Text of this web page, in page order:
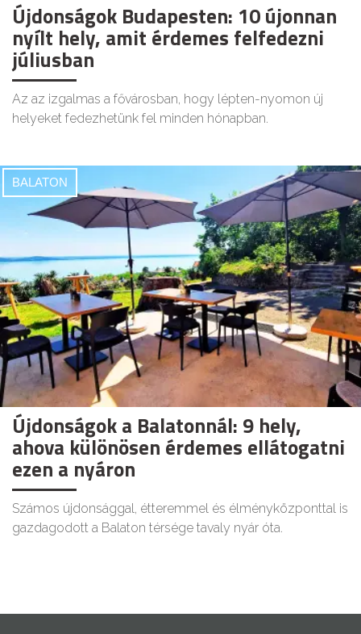
Újdonságok Budapesten: 10 újonnan
nyílt hely, amit érdemes felfedezni
júliusban
Az az izgalmas a fővárosban, hogy lépten-nyomon új
helyeket fedezhetünk fel minden hónapban.
BALATON
Újdonságok a Balatonnál: 9 hely,
ahova különösen érdemes ellátogatni
ezen a nyáron
Számos újdonsággal, étteremmel és élményközponttal is
gazdagodott a Balaton térsége tavaly nyár óta.